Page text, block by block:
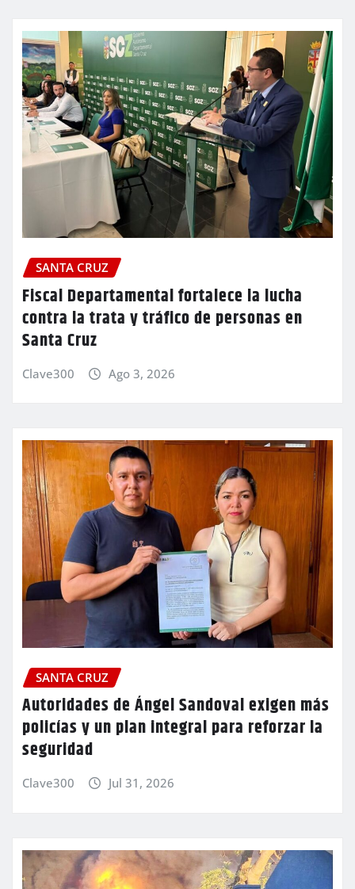
SANTA CRUZ
Fiscal Departamental fortalece la lucha
contra la trata y tráfico de personas en
Santa Cruz
Clave300 Ago 3, 2026
SANTA CRUZ
Autoridades de Ángel Sandoval exigen más
policías y un plan integral para reforzar la
seguridad
Clave300 Jul 31, 2026